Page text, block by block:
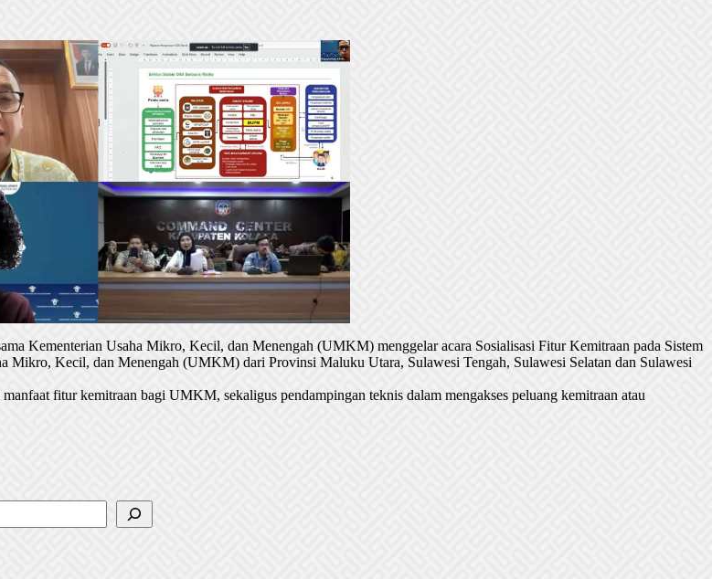
Kementerian Usaha Mikro, Kecil, dan Menengah (UMKM) menggelar acara Sosialisasi Fitur Kemitraan pada Sistem
Kecil, dan Menengah (UMKM) dari Provinsi Maluku Utara, Sulawesi Tengah, Sulawesi Selatan dan Sulawesi
fitur kemitraan bagi UMKM, sekaligus pendampingan teknis dalam mengakses peluang kemitraan atau